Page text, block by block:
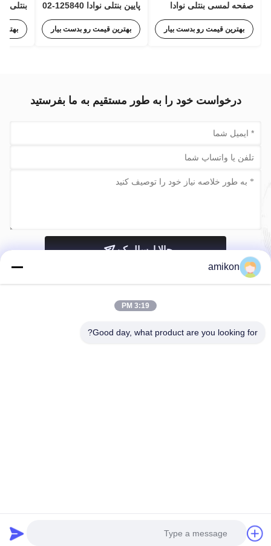
صفحه لمسی بنتلی نوادا
وضعیت
بهترین قیمت رو بدست بیار
پایین بنتلی نوادا 125840-02
و 85 تا 264 ولت AC RMS
بهترین قیمت رو بدست بیار
02-CN
درخواست خود را به طور مستقیم به ما بفرستید
حالا ارسال کن
سیاست حفظ حریم خصوصی چین کیفیت خوب بنتلی نوادا عرضه کننده. حقوق چاپ
2025-2026 AMIKON LIMITED تمام حقوق محفوظ است
amikon
3:19 PM
Good day, what product are you looking for?